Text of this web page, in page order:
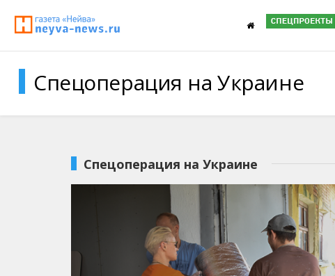
Спецоперация на Украине
Спецоперация на Украине